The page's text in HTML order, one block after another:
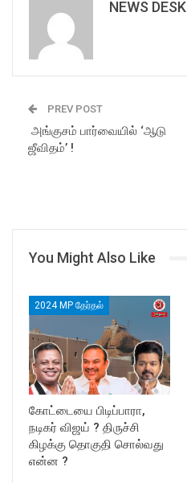
NEWS DESK
PREV POST
அங்குசம் பார்வையில் ‘ஆடு
ஜீவிதம்’ !
You Might Also Like
2024 MP தேர்தல்
கோட்டையை பிடிப்பாரா,
நடிகர் விஜய் ? திருச்சி
கிழக்கு தொகுதி சொல்வது
என்ன ?